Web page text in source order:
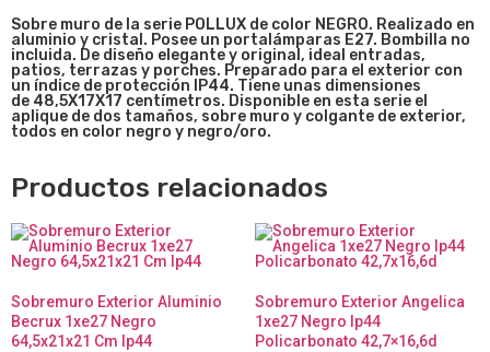
Sobre muro de la serie POLLUX de color NEGRO. Realizado en
aluminio y cristal. Posee un portalámparas E27. Bombilla no
incluida. De diseño elegante y original, ideal entradas,
patios, terrazas y porches. Preparado para el exterior con
un índice de protección IP44. Tiene unas dimensiones
de 48,5X17X17 centímetros. Disponible en esta serie el
aplique de dos tamaños, sobre muro y colgante de exterior,
todos en color negro y negro/oro.
Productos relacionados
Sobremuro Exterior Aluminio
Becrux 1xe27 Negro
64,5x21x21 Cm Ip44
Sobremuro Exterior Angelica
1xe27 Negro Ip44
Policarbonato 42,7×16,6d